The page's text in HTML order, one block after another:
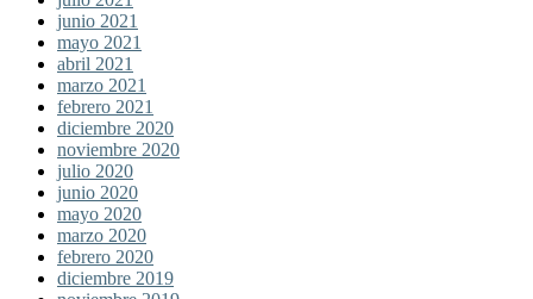
junio 2021
mayo 2021
abril 2021
marzo 2021
febrero 2021
diciembre 2020
noviembre 2020
julio 2020
junio 2020
mayo 2020
marzo 2020
febrero 2020
diciembre 2019